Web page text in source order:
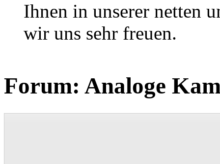
Ihnen in unserer netten
wir uns sehr freuen.
Forum: Analoge